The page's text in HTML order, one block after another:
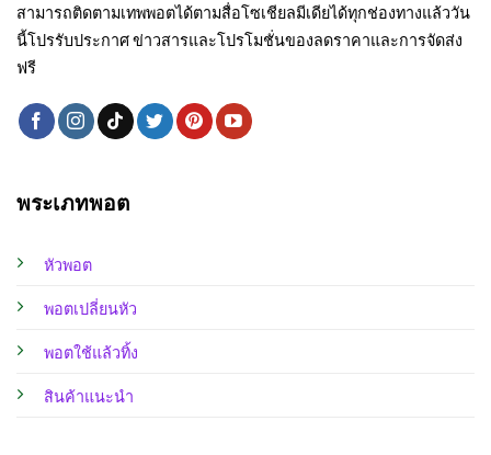
พระเภทพอต
หัวพอต
พอตเปลี่ยนหัว
พอตใช้แล้วทิ้ง
สินค้าแนะนำ
สามารถติดตามเทพพอตได้ตามสื่อโซเชียลมีเดียได้ทุกช่องทางแล้ววัน
นี้โปรรับประกาศ ข่าวสารและโปรโมชั่นของลดราคาและการจัดส่ง
ฟรี